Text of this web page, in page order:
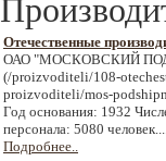
Отечественные
ОАО "МОСКОВСКИЙ
(/proizvoditeli/108-
proizvoditeli/mos-
Год основания: 1932
персонала: 5080
Подробнее..